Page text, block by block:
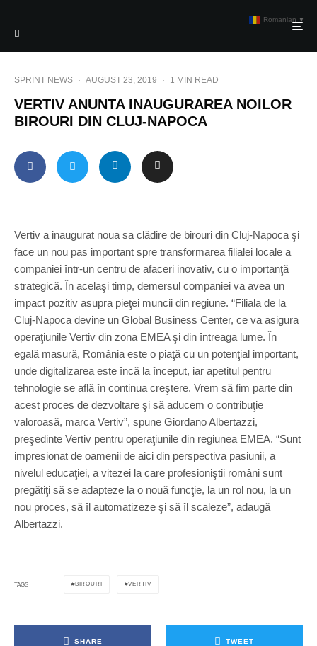
SPRINT NEWS · AUGUST 23, 2019 · 1 MIN READ
VERTIV ANUNTA INAUGURAREA NOILOR
BIROURI DIN CLUJ-NAPOCA
Vertiv a inaugurat noua sa clădire de birouri din Cluj-Napoca şi
face un nou pas important spre transformarea filialei locale a
companiei într-un centru de afaceri inovativ, cu o importanţă
strategică. În acelaşi timp, demersul companiei va avea un
impact pozitiv asupra pieţei muncii din regiune. “Filiala de la
Cluj-Napoca devine un Global Business Center, ce va asigura
operaţiunile Vertiv din zona EMEA şi din întreaga lume. În
egală masură, România este o piaţă cu un potenţial important,
unde digitalizarea este încă la început, iar apetitul pentru
tehnologie se află în continua creştere. Vrem să fim parte din
acest proces de dezvoltare şi să aducem o contribuţie
valoroasă, marca Vertiv”, spune Giordano Albertazzi,
preşedinte Vertiv pentru operaţiunile din regiunea EMEA. “Sunt
impresionat de oamenii de aici din perspectiva pasiunii, a
nivelul educaţiei, a vitezei la care profesioniştii români sunt
pregătiţi să se adapteze la o nouă funcţie, la un rol nou, la un
nou proces, să îl automatizeze şi să îl scaleze”, adaugă
Albertazzi.
TAGS BIROURI VERTIV
SHARE TWEET
Romanian ▼